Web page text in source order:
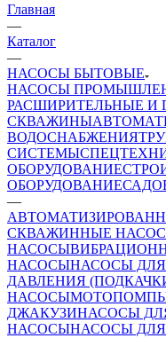
Главная
—
Каталог
—
НАСОСЫ БЫТОВЫЕ
НАСОСЫ
РАСШИРИТЕЛЬНЫЕ И
СКВАЖИНЫ
ВОДОСНАБЖЕНИЯ
СИСТЕМЫ
ОБОРУДОВАНИЕ
ОБОРУДОВАНИЕ
—
СКВАЖИННЫЕ
НАСОСЫ
НАСОСЫНАСОСЫ
ДАВЛЕНИЯ
НАСОСЫ
ДЖАКУЗИНАСОСЫ
НАСОСЫНАСОСЫ